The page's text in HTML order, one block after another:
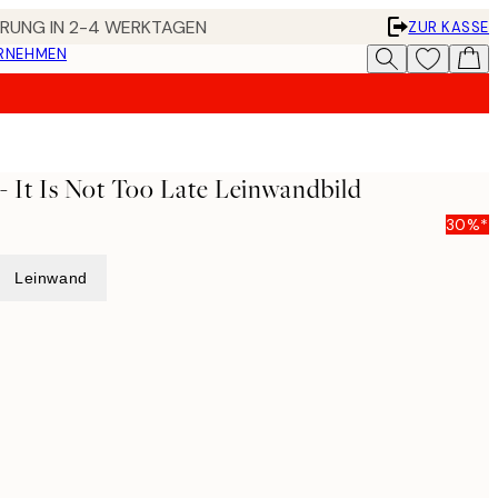
IN 2-4 WERKTAGEN
ZUR KASSE
It Is Not Too Late Leinwandbild
30%*
Leinwand